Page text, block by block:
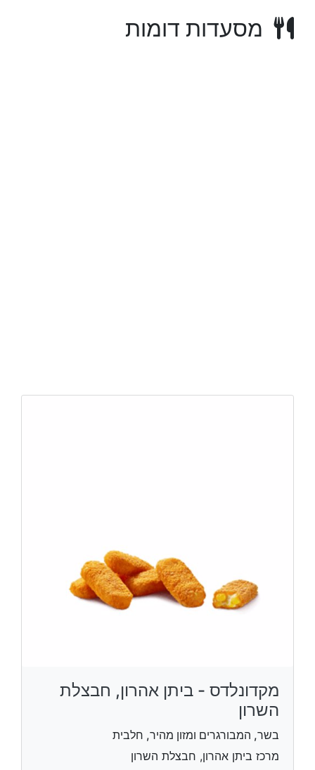
מסעדות דומות
מקדונלדס - ביתן אהרון, חבצלת
השרון
בשר, המבורגרים ומזון מהיר, חלבית
מרכז ביתן אהרון, חבצלת השרון